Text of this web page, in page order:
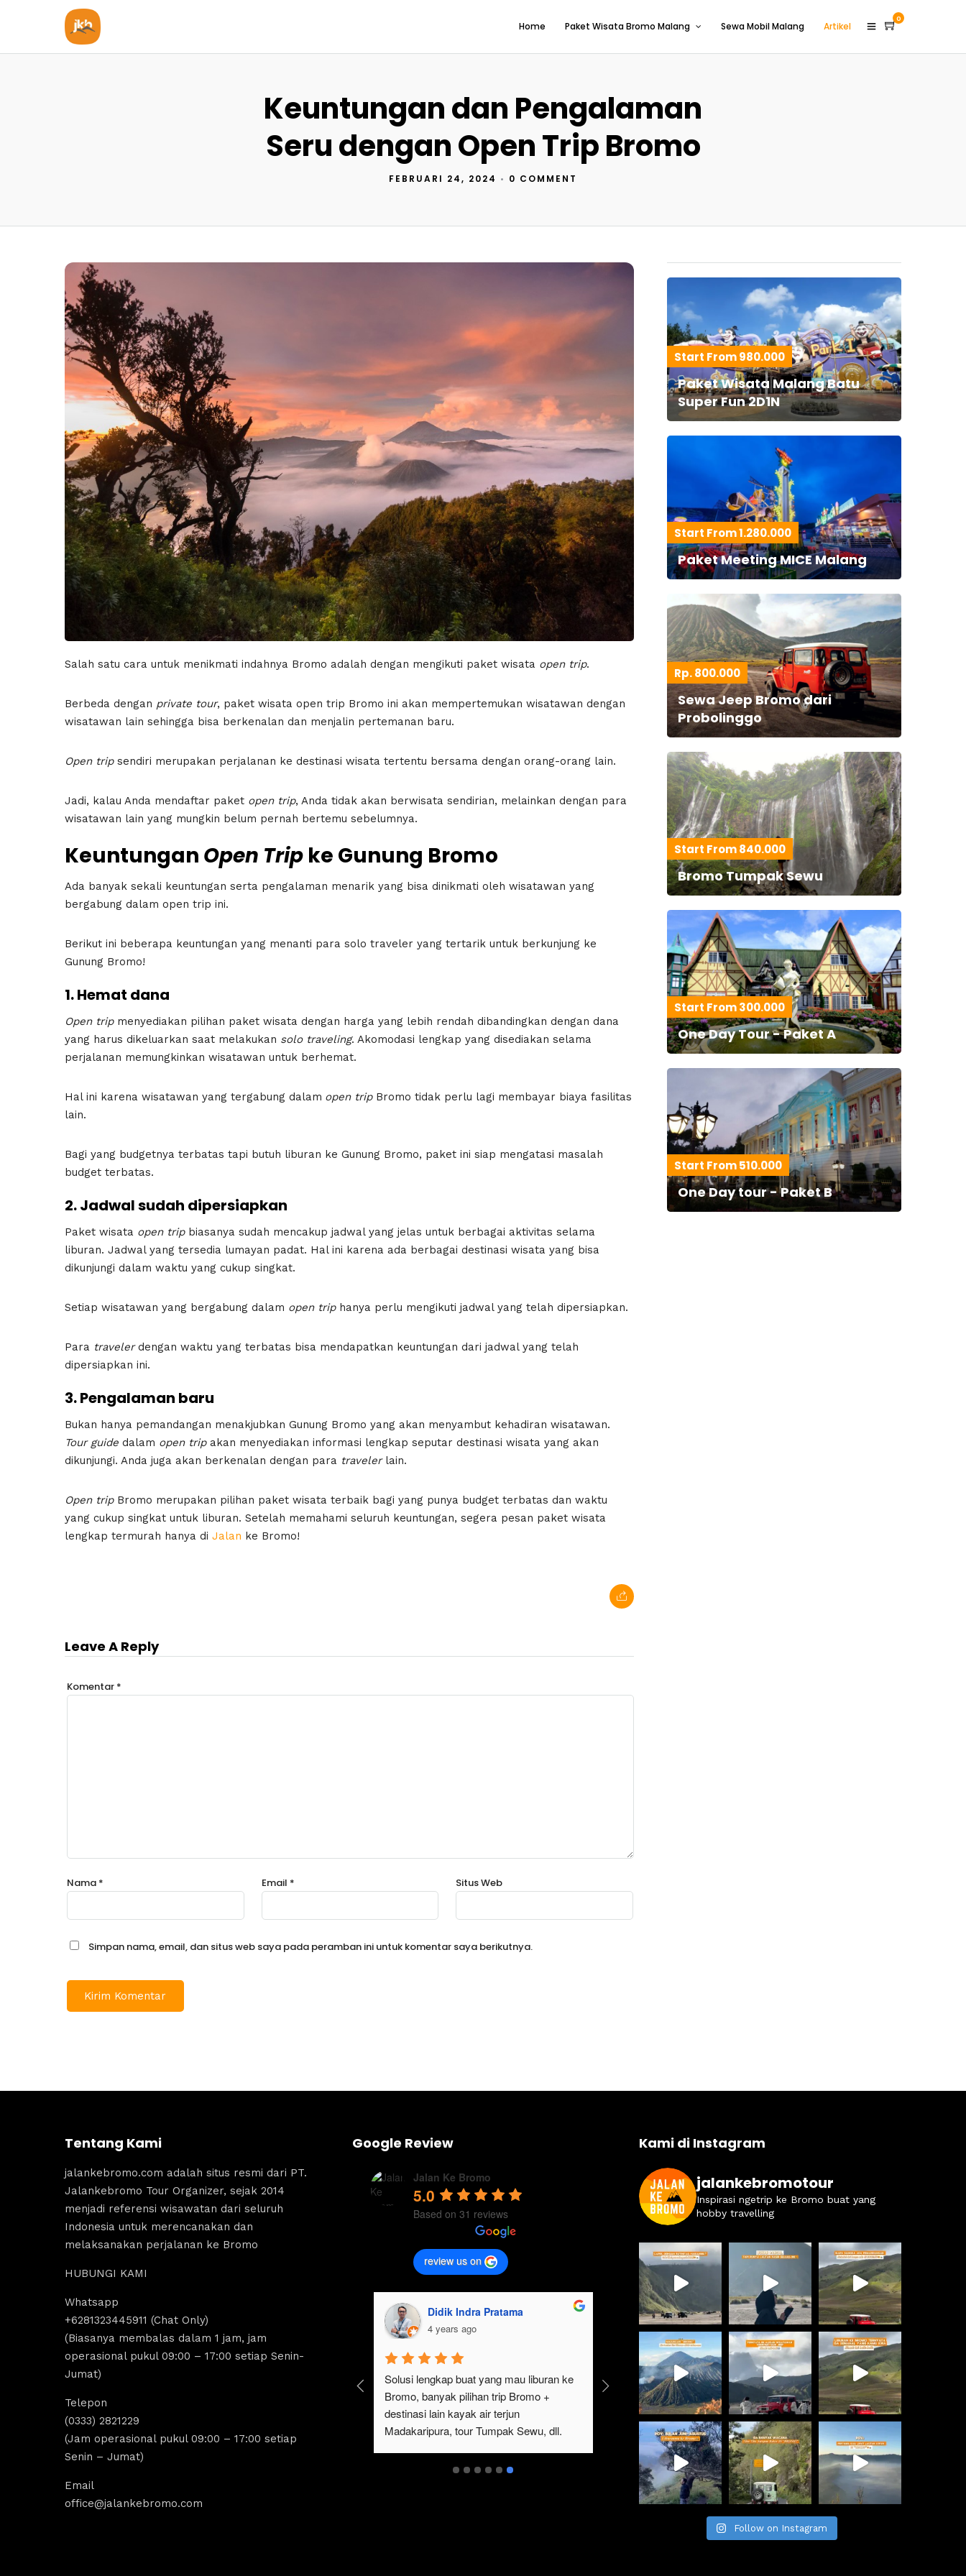
Home Paket Wisata Bromo Malang Sewa Mobil Malang Artikel
0
Keuntungan dan Pengalaman
Seru dengan Open Trip Bromo
FEBRUARI 24, 2024 • 0 COMMENT
Salah satu cara untuk menikmati indahnya Bromo adalah dengan mengikuti paket wisata open trip.
Berbeda dengan private tour, paket wisata open trip Bromo ini akan mempertemukan wisatawan dengan
wisatawan lain sehingga bisa berkenalan dan menjalin pertemanan baru.
Open tripsendiri merupakan perjalanan ke destinasi wisata tertentu bersama dengan orang-orang lain.
Jadi, kalau Anda mendaftar paket open trip, Anda tidak akan berwisata sendirian, melainkan dengan para
wisatawan lain yang mungkin belum pernah bertemu sebelumnya.
Keuntungan Open Trip ke Gunung Bromo
Ada banyak sekali keuntungan serta pengalaman menarik yang bisa dinikmati oleh wisatawan yang
bergabung dalam open trip ini.
Berikut ini beberapa keuntungan yang menanti para solo traveler yang tertarik untuk berkunjung ke
Gunung Bromo!
1. Hemat dana
Open tripmenyediakan pilihan paket wisata dengan harga yang lebih rendah dibandingkan dengan dana
yang harus dikeluarkan saat melakukan solo traveling. Akomodasi lengkap yang disediakan selama
perjalanan memungkinkan wisatawan untuk berhemat.
Hal ini karena wisatawan yang tergabung dalam open tripBromo tidak perlu lagi membayar biaya fasilitas
lain.
Bagi yang budgetnya terbatas tapi butuh liburan ke Gunung Bromo, paket ini siap mengatasi masalah
budget terbatas.
2. Jadwal sudah dipersiapkan
Paket wisata open tripbiasanya sudah mencakup jadwal yang jelas untuk berbagai aktivitas selama
liburan. Jadwal yang tersedia lumayan padat. Hal ini karena ada berbagai destinasi wisata yang bisa
dikunjungi dalam waktu yang cukup singkat.
Setiap wisatawan yang bergabung dalam open triphanya perlu mengikuti jadwal yang telah dipersiapkan.
Para travelerdengan waktu yang terbatas bisa mendapatkan keuntungan dari jadwal yang telah
dipersiapkan ini.
3. Pengalaman baru
Bukan hanya pemandangan menakjubkan Gunung Bromo yang akan menyambut kehadiran wisatawan.
Tour guide dalam open tripakan menyediakan informasi lengkap seputar destinasi wisata yang akan
dikunjungi. Anda juga akan berkenalan dengan para travelerlain.
Open tripBromo merupakan pilihan paket wisata terbaik bagi yang punya budget terbatas dan waktu
yang cukup singkat untuk liburan. Setelah memahami seluruh keuntungan, segera pesan paket wisata
lengkap termurah hanya di Jalan ke Bromo!
Leave A Reply
Komentar *
Nama * Email * Situs Web
Simpan nama, email, dan situs web saya pada peramban ini untuk komentar saya berikutnya.
Start From 980.000
Paket Wisata Malang Batu
Super Fun 2D1N
Start From 1.280.000
Paket Meeting MICE Malang
Rp. 800.000
Sewa Jeep Bromo dari
Probolinggo
Start From 840.000
Bromo Tumpak Sewu
Start From 300.000
One Day Tour - Paket A
Start From 510.000
One Day tour - Paket B
Tentang Kami
jalankebromo.com adalah situs resmi dari PT.
Jalankebromo Tour Organizer, sejak 2014
menjadi referensi wisawatan dari seluruh
Indonesia untuk merencanakan dan
melaksanakan perjalanan ke Bromo
HUBUNGI KAMI
Whatsapp
+6281323445911 (Chat Only)
(Biasanya membalas dalam 1 jam, jam
operasional pukul 09:00 – 17:00 setiap Senin-
Jumat)
Telepon
(0333) 2821229
(Jam operasional pukul 09:00 – 17:00 setiap
Senin – Jumat)
Email
office@jalankebromo.com
Google Review
Jalan Ke Bromo
5.0
Based on 31 reviews
review us on
4 years ago
sangat mempermudah buat trip ke bromo
kali ini. Harga ramah di kantong dan
itinerarynya juga seruuu abieezzzz.
Kamsia Jalan Ke Bromo.
Melysa Regina Pratiwi
4 years ago
Seru banget trip ke Bromo bareng tim
#jalankebromo! Nginep di sekitaran
Bromo, terus subuh berangkat ke sunrise
point pake sewa jeep. Abis dari Bromo,
Gokil sih viewnya bener-bener juara!
agung falah
4 years ago
Pengalaman Yang Sangat Seru sekali
ikutan Trip Ke bromo Bareng
JalankeBromo . Servis bintang 5 dan
Guide yang sangat profesional .Buat
kalian yang mau Tour ke bromo maupun
wisata di sekitar seperti tumpak Sewu
dan Sewa Jeep Bromo Malang , aku
rekomendasikan Bareng @jalankebromo
Nadirotus Sholeha
4 years ago
Paket wisata bromo
jeep bromo juga sewa Jeep
Pilihan tepat untuk segala
tumpak sewu, tour bromo dan
Bisa mampir juga ke destinasi
madakaripura yang amazing
pesonannya
Kami di Instagram
jalankebromotour
Inspirasi ngetrip ke Bromo buat yang
hobby travelling
Follow on Instagram